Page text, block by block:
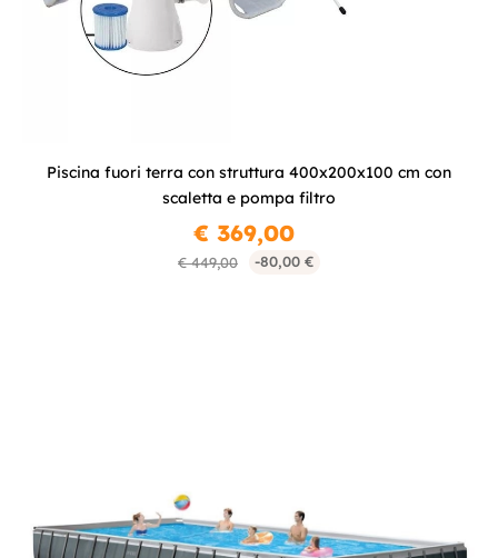
Piscina fuori terra con struttura 400x200x100 cm con
scaletta e pompa filtro
€ 449,00 -80,00 €
€ 369,00